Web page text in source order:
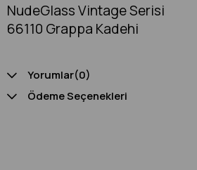
NudeGlass Vintage Serisi
66110 Grappa Kadehi
Yorumlar(0)
Ödeme Seçenekleri